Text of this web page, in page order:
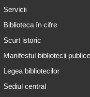
Servicii
Biblioteca în cifre
Scurt istoric
Manifestul bibliotecii publice
Legea bibliotecilor
Sediul central